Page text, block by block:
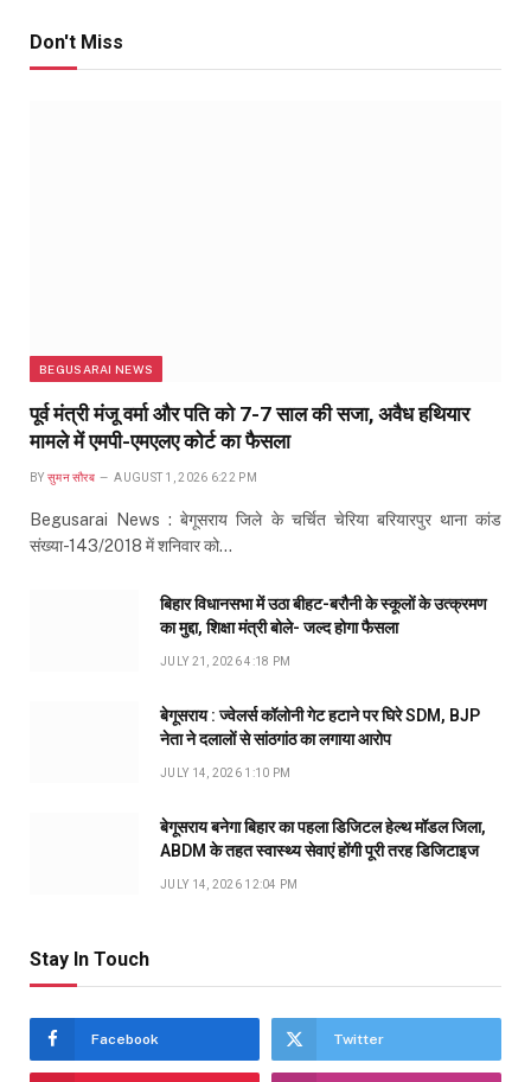
Don't Miss
BEGUSARAI NEWS
पूर्व मंत्री मंजू वर्मा और पति को 7-7 साल की सजा, अवैध हथियार
मामले में एमपी-एमएलए कोर्ट का फैसला
BY सुमन सौरब AUGUST 1, 2026 6:22 PM
Begusarai News : बेगूसराय जिले के चर्चित चेरिया बरियारपुर थाना कांड
संख्या-143/2018 में शनिवार को…
बिहार विधानसभा में उठा बीहट-बरौनी के स्कूलों के उत्क्रमण
का मुद्दा, शिक्षा मंत्री बोले- जल्द होगा फैसला
JULY 21, 2026 4:18 PM
बेगूसराय : ज्वेलर्स कॉलोनी गेट हटाने पर घिरे SDM, BJP
नेता ने दलालों से सांठगांठ का लगाया आरोप
JULY 14, 2026 1:10 PM
बेगूसराय बनेगा बिहार का पहला डिजिटल हेल्थ मॉडल जिला,
ABDM के तहत स्वास्थ्य सेवाएं होंगी पूरी तरह डिजिटाइज
JULY 14, 2026 12:04 PM
Stay In Touch
Facebook Twitter